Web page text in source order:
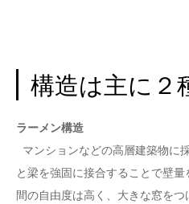
構造は主に２
ラーメン構造
マンションなどの高層建築物に
と梁を強固に接合することで壁
間の自由度は高く、大きな窓を